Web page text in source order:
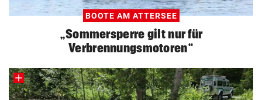
BOOTE AM ATTERSEE
„Sommersperre gilt nur für
Verbrennungsmotoren“